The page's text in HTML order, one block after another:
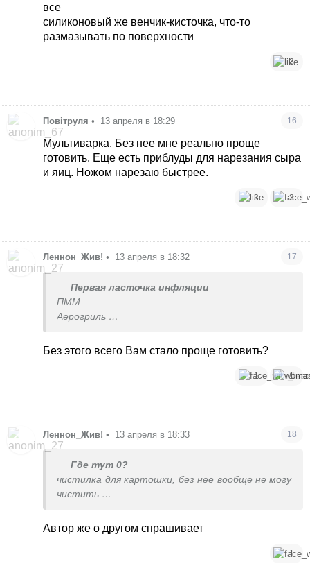
все
силиконовый же венчик-кисточка, что-то
размазывать по поверхности
3
Повітруля • 13 апреля в 18:29 16
Мультиварка. Без нее мне реально проще
готовить. Еще есть приблуды для нарезания сыра
и яиц. Ножом нарезаю быстрее.
3 3
Леннон_Жив! • 13 апреля в 18:32 17
Первая ласточка инфляции
ПММ
Аерогриль
Без этого всего Вам стало проще готовить?
1 1
Леннон_Жив! • 13 апреля в 18:33 18
Где тут 0?
чистилка для картошки, без нее вообще не могу
чистить
силиконовые щипцы, ими удобно переворачивать
силиконовый же венчик-кисточка, что-то
Автор же о другом спрашивает
1